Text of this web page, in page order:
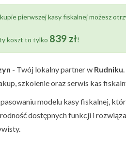
pierwszej kasy fiskalnej możesz
koszt to tylko 839 zł!
- Twój lokalny partner w Rudniku
szkolenie oraz serwis kas
modelu kasy fiskalnej,
dostępnych funkcji i